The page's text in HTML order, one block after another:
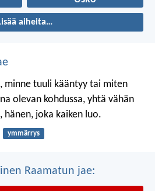
aiheita…
minne tuuli kääntyy tai miten
olevan kohdussa, yhtä vähän
hänen, joka kaiken luo.
ymmärrys
Raamatun jae: